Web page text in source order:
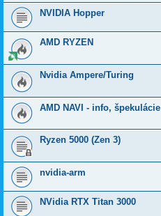
NVIDIA Hopper
AMD RYZEN
Nvidia Ampere/Turing
AMD NAVI - info, špekulácie
Ryzen 5000 (Zen 3)
nvidia-arm
NVidia RTX Titan 3000